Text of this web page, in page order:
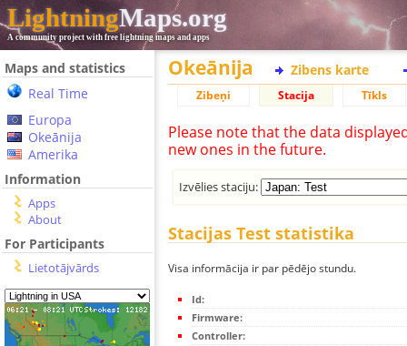
LightningMaps.org
A community project with free lightning maps and apps
Maps and statistics
Real Time
Europa
Okeānija
Amerika
Information
Apps
About
For Participants
Lietotājvārds
Okeānija Zibens karte
Zibeņi Stacija Tīkls
Please note that the data
new ones in the future.
Izvēlies staciju:
Stacijas Test statistika
Visa informācija ir par pēdējo stundu.
Id:
Firmware:
Controller: